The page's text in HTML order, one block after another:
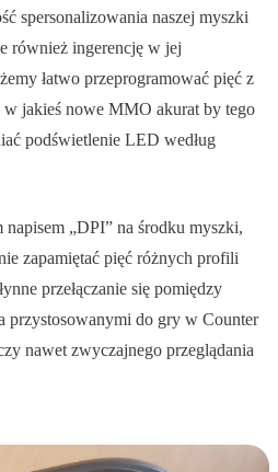
spersonalizowania naszej myszki
również ingerencję w jej
łatwo przeprogramować pięć z
w jakieś nowe MMO akurat by tego
podświetlenie LED według
„DPI” na środku myszki,
zapamiętać pięć różnych profili
przełączanie się pomiędzy
przystosowanymi do gry w Counter
nawet zwyczajnego przeglądania